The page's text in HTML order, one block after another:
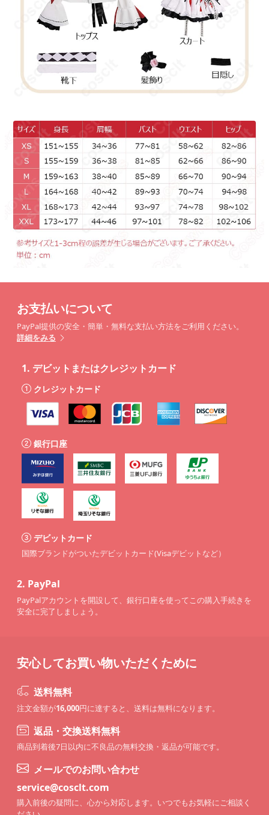
お支払いについて
PayPal提供の安全・簡単・無料な支払い方法をご利用ください。
詳細をみる
1. デビットまたはクレジットカード
クレジットカード
銀行口座
デビットカード
国際ブランドがついたデビットカード(Visaデビットなど）
2. PayPal
PayPalアカウントを開設して、銀行口座を使ってこの購入手続きを
安全に完了しましょう。
安心してお買い物いただくために
送料無料
注文金額が16,000円に達すると、送料は無料になります。
返品・交換送料無料
商品到着後7日以内に不良品の無料交換・返品が可能です。
メールでのお問い合わせ
service@cosclt.com
購入前後の疑問に、心から対応します。いつでもお気軽にご相談く